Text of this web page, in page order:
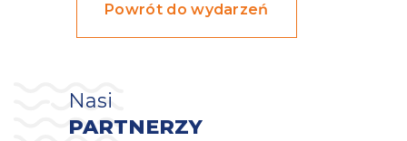
Powrót do wydarzeń
Nasi
PARTNERZY